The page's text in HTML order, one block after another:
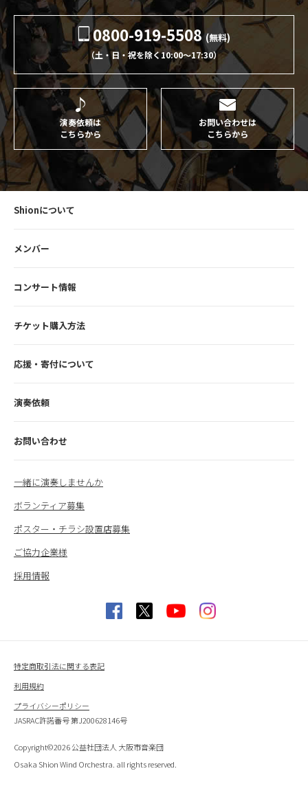
0800-919-5508 (無料)
（土・日・祝を除く10:00〜17:30）
演奏依頼は
こちらから
お問い合わせは
こちらから
Shionについて
メンバー
コンサート情報
チケット購入方法
応援・寄付について
演奏依頼
お問い合わせ
一緒に演奏しませんか
ボランティア募集
ポスター・チラシ設置店募集
ご協力企業様
採用情報
特定商取引法に関する表記
利用規約
プライバシーポリシー
JASRAC許諾番号 第J200628146号
Copyright©2026 公益社団法人 大阪市音楽団
Osaka Shion Wind Orchestra. all rights reserved.